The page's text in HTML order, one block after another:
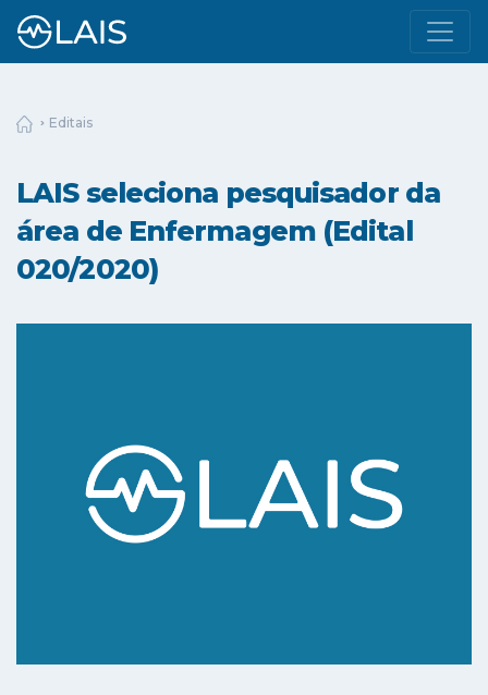
Editais
LAIS seleciona pesquisador da
área de Enfermagem (Edital
020/2020)